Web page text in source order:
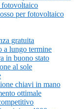
fotovoltaico
per fotovoltaico
gratuita
a lungo termine
in buono stato
al sole
chiavi in mano
ottimale